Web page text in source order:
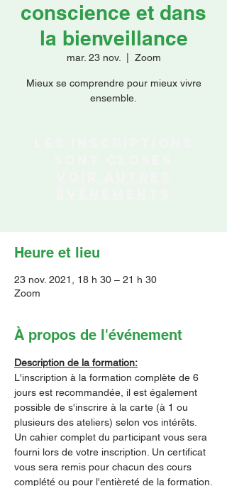
conscience et dans
la bienveillance
mar. 23 nov. Zoom
Mieux se comprendre pour mieux vivre
ensemble.
Heure et lieu
23 nov. 2021, 18 h 30 – 21 h 30
Zoom
À propos de l'événement
Description de la formation:
L'inscription à la formation complète de 6
jours est recommandée, il est également
possible de s'inscrire à la carte (à 1 ou
plusieurs des ateliers) selon vos intérêts.
Un cahier complet du participant vous sera
fourni lors de votre inscription. Un certificat
vous sera remis pour chacun des cours
complété ou pour l'entièreté de la formation.